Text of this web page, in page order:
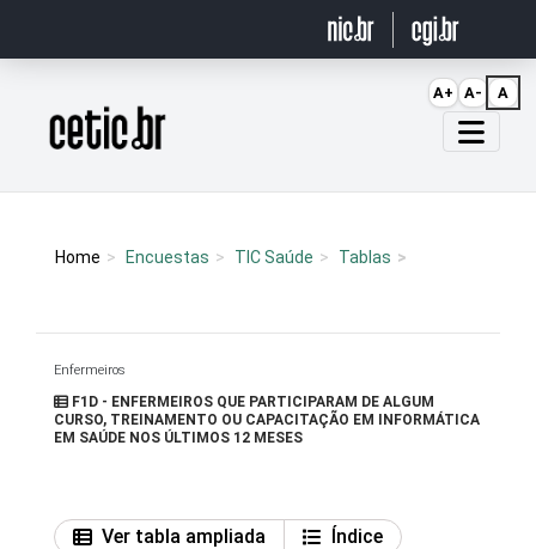
Página inicial
Home Encuestas TIC Saúde Tablas
Enfermeiros
F1D - ENFERMEIROS QUE PARTICIPARAM DE ALGUM
CURSO, TREINAMENTO OU CAPACITAÇÃO EM INFORMÁTICA
EM SAÚDE NOS ÚLTIMOS 12 MESES
Ver tabla ampliada
Índice
A+ A- A